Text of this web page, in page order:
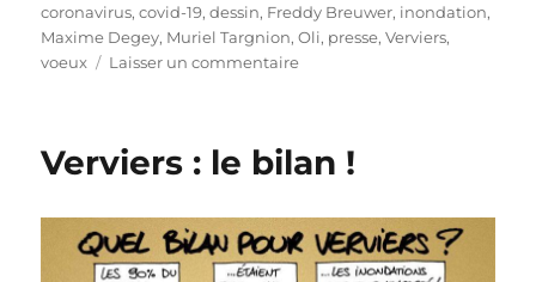
coronavirus,covid-19,dessin, Freddy Breuwer, inondation,
Maxime Degey, Muriel Targnion,Oli, presse,Verviers,
voeux
Laisser un commentairesur
Verviers : le bilan !